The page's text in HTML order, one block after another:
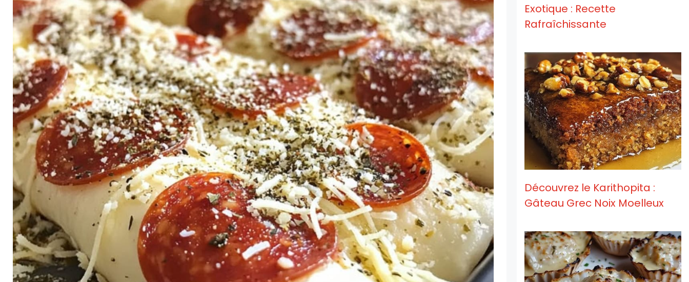
Exotique : Recette
Rafraîchissante
Découvrez le Karithopita :
Gâteau Grec Noix Moelleux